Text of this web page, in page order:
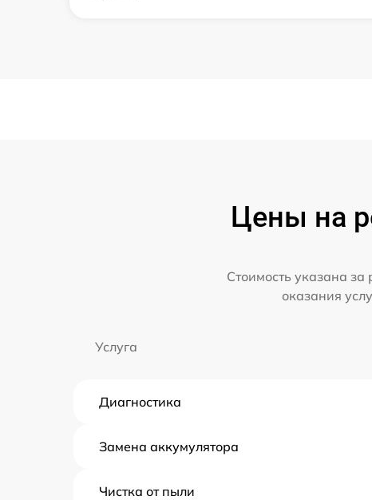
Цены на
Стоимость указана за
оказания
Услуга
Диагностика
Замена аккумулятора
Чистка от пыли